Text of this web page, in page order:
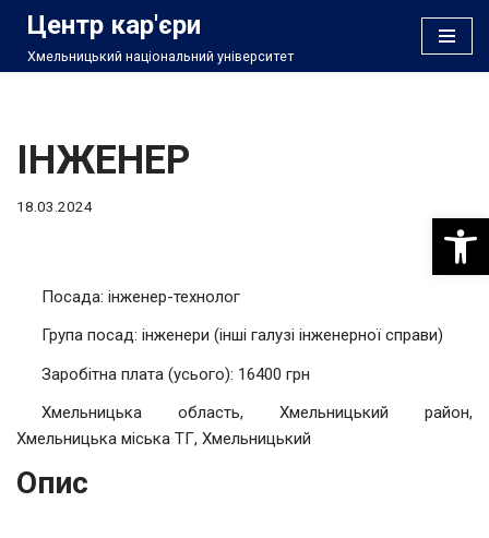
Перейти
Центр кар'єри
Хмельницький національний університет
ІНЖЕНЕР
18.03.2024
Посада: інженер-технолог
Група посад: інженери (інші галузі інженерної справи)
Заробітна плата (усього): 16400 грн
Хмельницька область, Хмельницький район,
Хмельницька міська ТГ, Хмельницький
Опис